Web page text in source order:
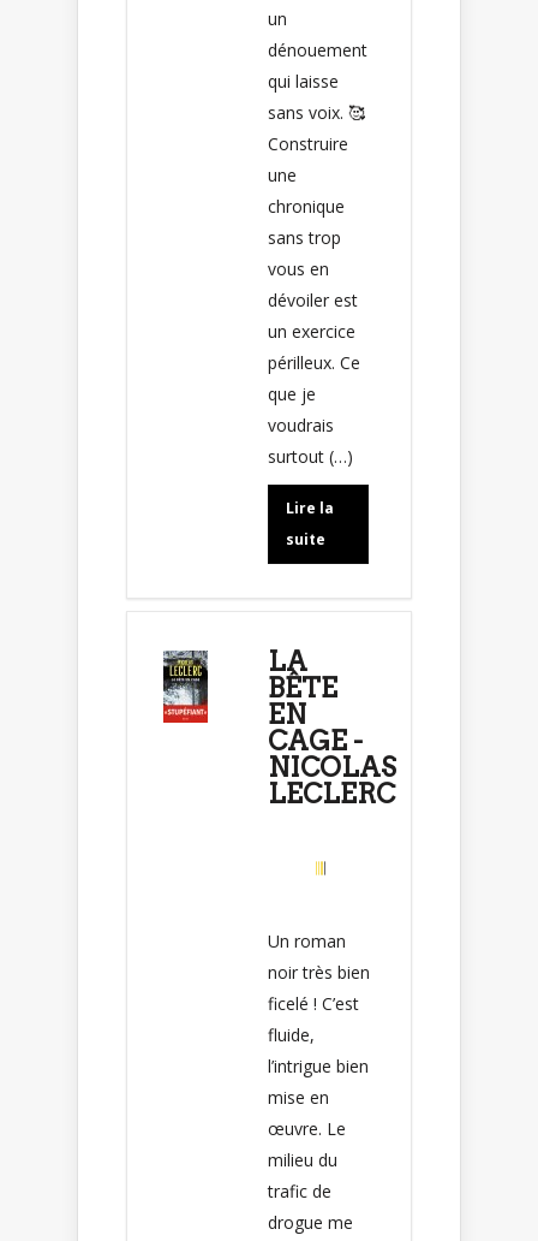
un
dénouement
qui laisse
sans voix. 🥰
Construire
une
chronique
sans trop
vous en
dévoiler est
un exercice
périlleux. Ce
que je
voudrais
surtout (…)
Lire la
suite
LA
BÊTE
EN
CAGE -
NICOLAS
LECLERC
Un roman
noir très bien
ficelé ! C’est
fluide,
l’intrigue bien
mise en
œuvre. Le
milieu du
trafic de
drogue me